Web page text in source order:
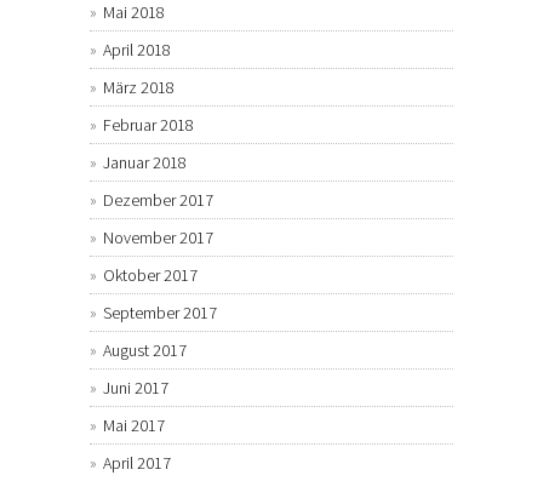
Mai 2018
April 2018
März 2018
Februar 2018
Januar 2018
Dezember 2017
November 2017
Oktober 2017
September 2017
August 2017
Juni 2017
Mai 2017
April 2017